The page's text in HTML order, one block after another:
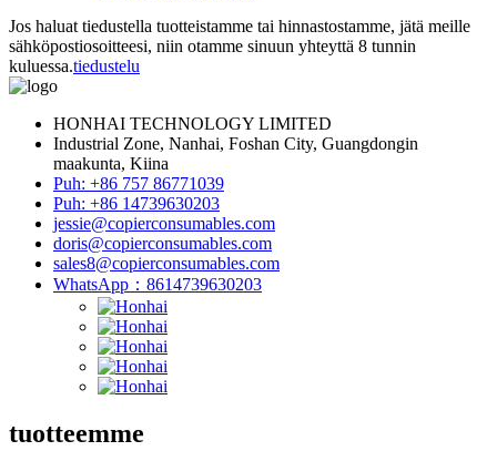
Jos haluat tiedustella tuotteistamme tai hinnastostamme, jätä meille
sähköpostiosoitteesi, niin otamme sinuun yhteyttä 8 tunnin
kuluessa.tiedustelu
HONHAI TECHNOLOGY LIMITED
Industrial Zone, Nanhai, Foshan City, Guangdongin
maakunta, Kiina
Puh: +86 757 86771039
Puh: +86 14739630203
jessie@copierconsumables.com
doris@copierconsumables.com
sales8@copierconsumables.com
WhatsApp：8614739630203
tuotteemme